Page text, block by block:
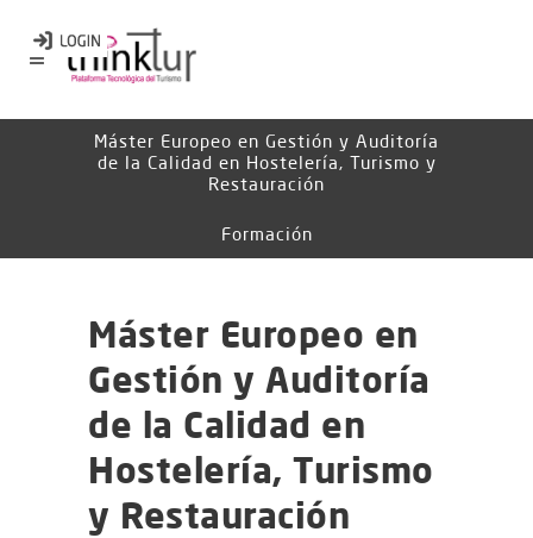
Máster Europeo en Gestión y Auditoría
de la Calidad en Hostelería, Turismo y
Restauración
Formación
Máster Europeo en
Gestión y Auditoría
de la Calidad en
Hostelería, Turismo
y Restauración